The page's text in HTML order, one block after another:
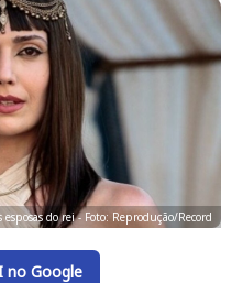
do rei - Foto: Reprodução/Record
no Google